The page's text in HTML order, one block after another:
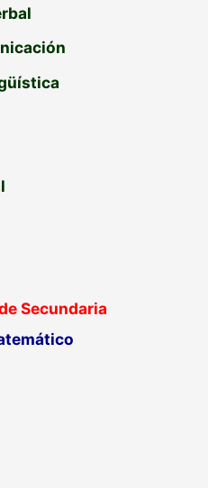
Secundaria